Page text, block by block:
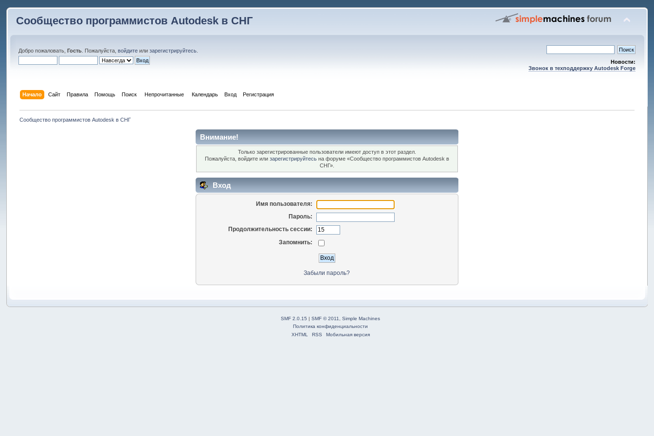
Сообщество программистов Autodesk в СНГ
Добро пожаловать,Гость . Пожалуйста,войдите илизарегистрируйтесь
Новости:
Звонок в техподдержку Autodesk Forge
Начало Сайт Правила Помощь Поиск Непрочитанные Календарь Вход Регистрация
Сообщество программистов Autodesk в СНГ
Внимание!
Только зарегистрированные пользователи имеют доступ в этот раздел.
Пожалуйста, войдите или зарегистрируйтесьна форуме «Сообщество программистов Autodesk в
СНГ».
Вход
Имя пользователя:
Пароль:
Продолжительность сессии:
Запомнить:
Забыли пароль?
SMF 2.0.15 |SMF © 2011 ,Simple Machines
Политика конфиденциальности
XHTML
RSS Мобильная версия